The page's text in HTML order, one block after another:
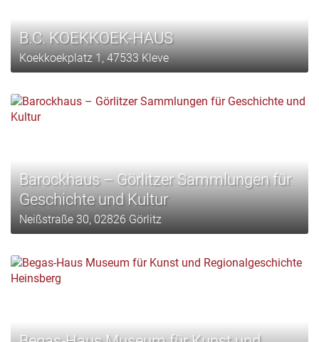
B.C. KOEKKOEK-HAUS
Koekkoekplatz 1, 47533 Kleve
Barockhaus – Görlitzer Sammlungen für
Geschichte und Kultur
Neißstraße 30, 02826 Görlitz